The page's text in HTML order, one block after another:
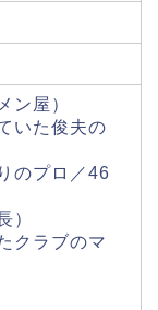
ン屋）
いた俊夫の
のプロ／46
）
クラブのマ